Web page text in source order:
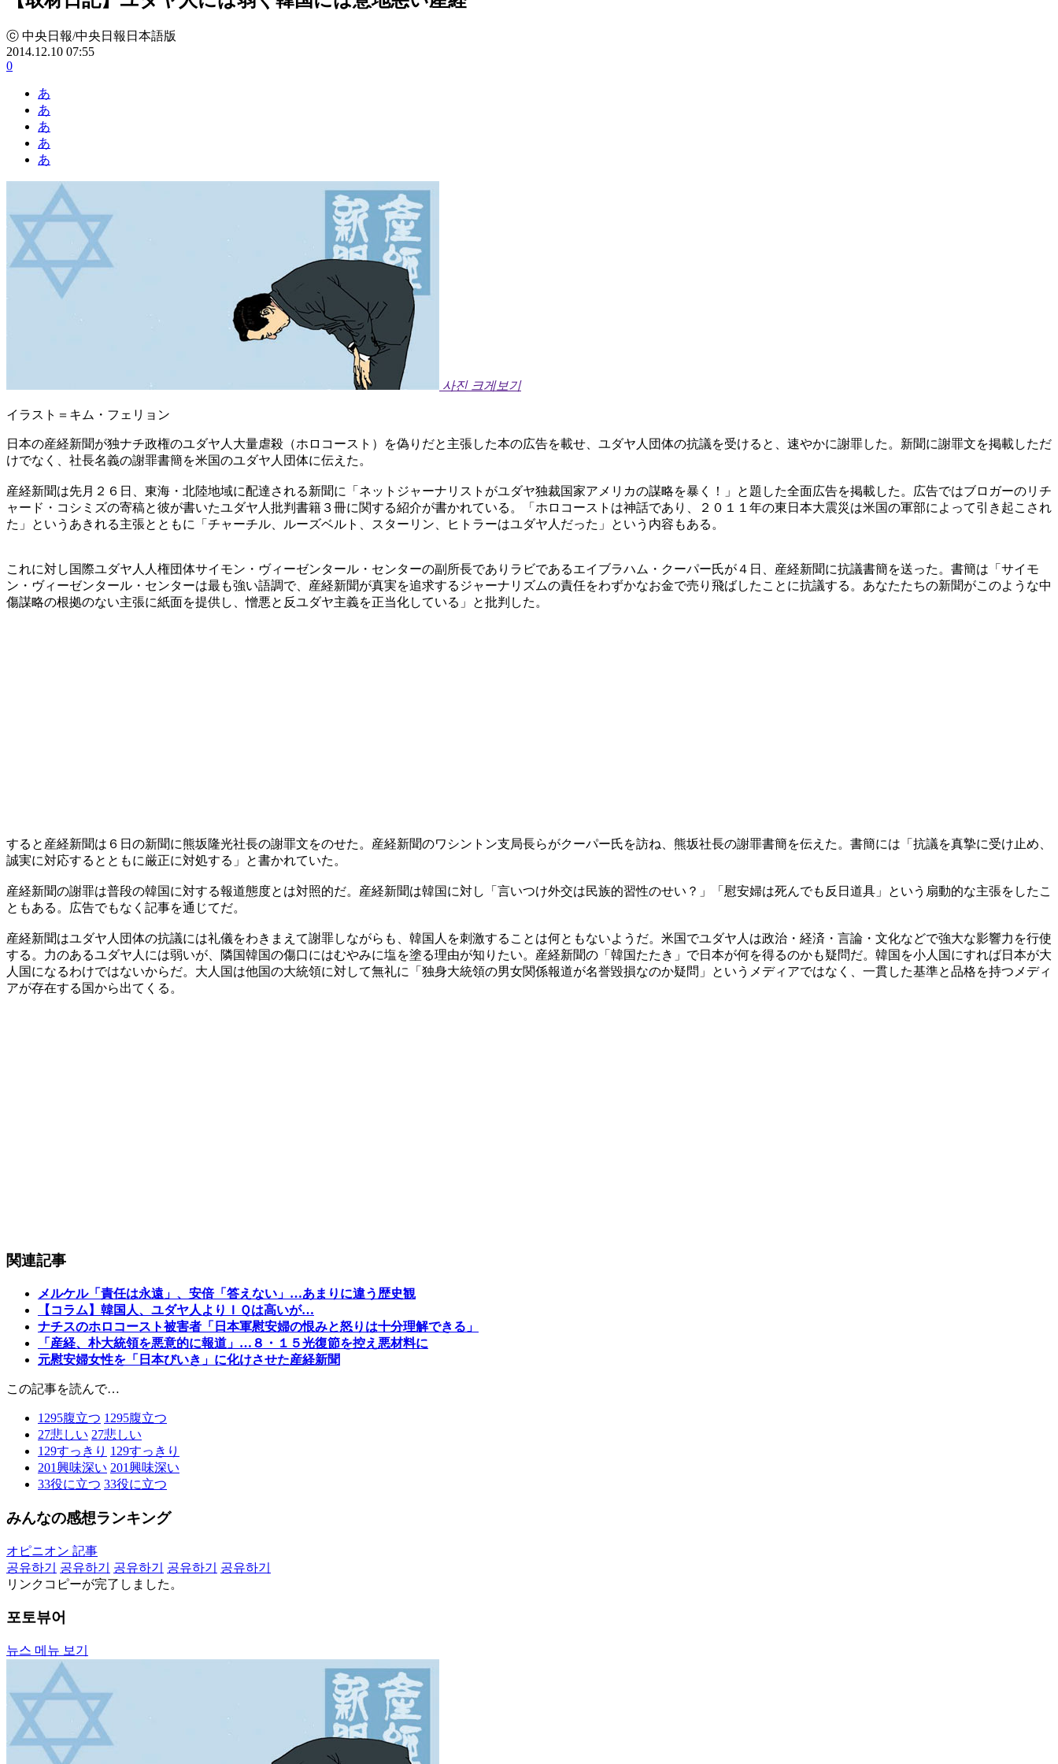
ⓒ 中央日報/中央日報日本語版
2014.12.10 07:55
0
あ
あ
あ
あ
あ
사진 크게보기
イラスト＝キム・フェリョン
日本の産経新聞が独ナチ政権のユダヤ人大量虐殺（ホロコースト）を偽りだと主張した本の広告を載せ、ユダヤ人団体の抗議を受けると、速やかに謝罪した。新聞に謝罪文を掲載しただ
けでなく、社長名義の謝罪書簡を米国のユダヤ人団体に伝えた。
産経新聞は先月２６日、東海・北陸地域に配達される新聞に「ネットジャーナリストがユダヤ独裁国家アメリカの謀略を暴く！」と題した全面広告を掲載した。広告ではブロガーのリチ
ャード・コシミズの寄稿と彼が書いたユダヤ人批判書籍３冊に関する紹介が書かれている。「ホロコーストは神話であり、２０１１年の東日本大震災は米国の軍部によって引き起こされ
た」というあきれる主張とともに「チャーチル、ルーズベルト、スターリン、ヒトラーはユダヤ人だった」という内容もある。
これに対し国際ユダヤ人人権団体サイモン・ヴィーゼンタール・センターの副所長でありラビであるエイブラハム・クーパー氏が４日、産経新聞に抗議書簡を送った。書簡は「サイモ
ン・ヴィーゼンタール・センターは最も強い語調で、産経新聞が真実を追求するジャーナリズムの責任をわずかなお金で売り飛ばしたことに抗議する。あなたたちの新聞がこのような中
傷謀略の根拠のない主張に紙面を提供し、憎悪と反ユダヤ主義を正当化している」と批判した。
すると産経新聞は６日の新聞に熊坂隆光社長の謝罪文をのせた。産経新聞のワシントン支局長らがクーパー氏を訪ね、熊坂社長の謝罪書簡を伝えた。書簡には「抗議を真摯に受け止め、
誠実に対応するとともに厳正に対処する」と書かれていた。
産経新聞の謝罪は普段の韓国に対する報道態度とは対照的だ。産経新聞は韓国に対し「言いつけ外交は民族的習性のせい？」「慰安婦は死んでも反日道具」という扇動的な主張をしたこ
ともある。広告でもなく記事を通じてだ。
産経新聞はユダヤ人団体の抗議には礼儀をわきまえて謝罪しながらも、韓国人を刺激することは何ともないようだ。米国でユダヤ人は政治・経済・言論・文化などで強大な影響力を行使
する。力のあるユダヤ人には弱いが、隣国韓国の傷口にはむやみに塩を塗る理由が知りたい。産経新聞の「韓国たたき」で日本が何を得るのかも疑問だ。韓国を小人国にすれば日本が大
人国になるわけではないからだ。大人国は他国の大統領に対して無礼に「独身大統領の男女関係報道が名誉毀損なのか疑問」というメディアではなく、一貫した基準と品格を持つメディ
アが存在する国から出てくる。
関連記事
メルケル「責任は永遠」、安倍「答えない」…あまりに違う歴史観
【コラム】韓国人、ユダヤ人よりＩＱは高いが…
ナチスのホロコースト被害者「日本軍慰安婦の恨みと怒りは十分理解できる」
「産経、朴大統領を悪意的に報道」…８・１５光復節を控え悪材料に
元慰安婦女性を「日本びいき」に化けさせた産経新聞
この記事を読んで…
1295腹立つ 1295腹立つ
27悲しい 27悲しい
129すっきり 129すっきり
201興味深い 201興味深い
33役に立つ 33役に立つ
みんなの感想ランキング
オピニオン 記事
공유하기
공유하기 공유하기 공유하기
공유하기
リンクコピーが完了しました。
포토뷰어
뉴스 메뉴 보기